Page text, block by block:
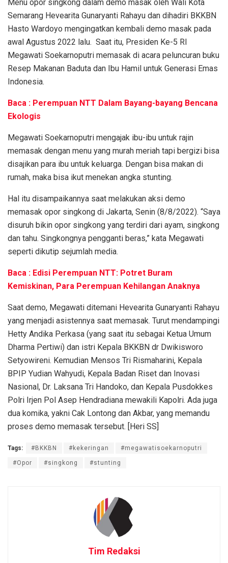
Menu opor singkong dalam demo masak oleh Wali Kota
Semarang Hevearita Gunaryanti Rahayu dan dihadiri BKKBN
Hasto Wardoyo mengingatkan kembali demo masak pada
awal Agustus 2022 lalu. Saat itu, Presiden Ke-5 RI
Megawati Soekarnoputri memasak di acara peluncuran buku
Resep Makanan Baduta dan Ibu Hamil untuk Generasi Emas
Indonesia.
Baca : Perempuan NTT Dalam Bayang-bayang Bencana
Ekologis
Megawati Soekarnoputri mengajak ibu-ibu untuk rajin
memasak dengan menu yang murah meriah tapi bergizi bisa
disajikan para ibu untuk keluarga. Dengan bisa makan di
rumah, maka bisa ikut menekan angka stunting.
Hal itu disampaikannya saat melakukan aksi demo
memasak opor singkong di Jakarta, Senin (8/8/2022). “Saya
disuruh bikin opor singkong yang terdiri dari ayam, singkong
dan tahu. Singkongnya pengganti beras,” kata Megawati
seperti dikutip sejumlah media.
Baca : Edisi Perempuan NTT: Potret Buram
Kemiskinan, Para Perempuan Kehilangan Anaknya
Saat demo, Megawati ditemani Hevearita Gunaryanti Rahayu
yang menjadi asistennya saat memasak. Turut mendampingi
Hetty Andika Perkasa (yang saat itu sebagai Ketua Umum
Dharma Pertiwi) dan istri Kepala BKKBN dr Dwikisworo
Setyowireni. Kemudian Mensos Tri Rismaharini, Kepala
BPIP Yudian Wahyudi, Kepala Badan Riset dan Inovasi
Nasional, Dr. Laksana Tri Handoko, dan Kepala Pusdokkes
Polri Irjen Pol Asep Hendradiana mewakili Kapolri. Ada juga
dua komika, yakni Cak Lontong dan Akbar, yang memandu
proses demo memasak tersebut. [Heri SS]
Tags: #BKKBN #kekeringan #megawatisoekarnoputri
#Opor #singkong #stunting
Tim Redaksi